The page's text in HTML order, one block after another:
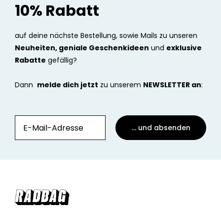
10% Rabatt
auf deine nächste Bestellung, sowie Mails zu unseren
Neuheiten, geniale Geschenkideen und exklusive
Rabatte gefällig?
Dann melde dich jetzt zu unserem NEWSLETTER an:
... und absenden